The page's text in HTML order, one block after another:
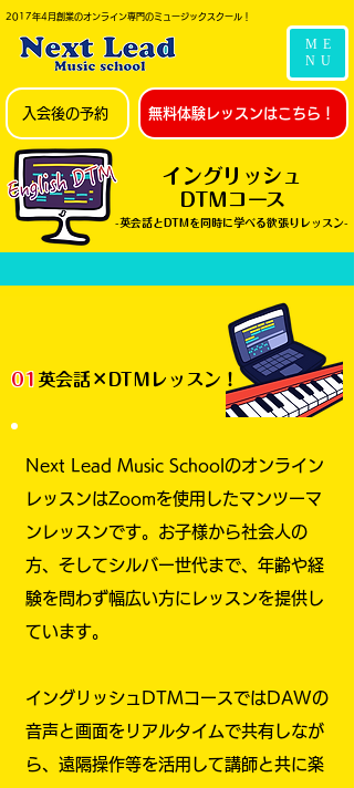
2017年4月創業のオンライン専門のミュージックスクール！
ME
NU
入会後の予約 無料体験レッスンはこちら！
イングリッシュ
DTMコース
-英会話とDTMを同時に学べる欲張りレッスン-
01 英会話×DTMレッスン！
Next Lead Music Schoolのオンライン
レッスンはZoomを使用したマンツーマ
ンレッスンです。お子様から社会人の
方、そしてシルバー世代まで、年齢や経
験を問わず幅広い方にレッスンを提供し
ています。
イングリッシュDTMコースではDAWの
音声と画面をリアルタイムで共有しなが
ら、遠隔操作等を活用して講師と共に楽